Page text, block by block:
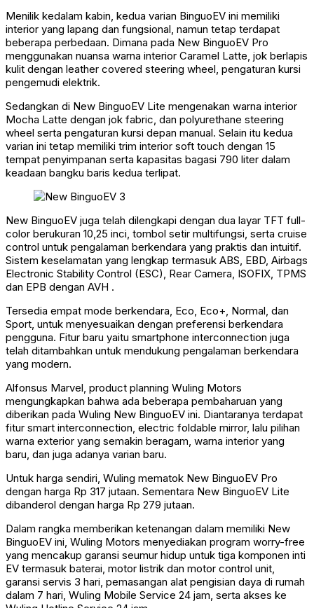
Menilik kedalam kabin, kedua varian BinguoEV ini memiliki
interior yang lapang dan fungsional, namun tetap terdapat
beberapa perbedaan. Dimana pada New BinguoEV Pro
menggunakan nuansa warna interior Caramel Latte, jok berlapis
kulit dengan leather covered steering wheel, pengaturan kursi
pengemudi elektrik.
Sedangkan di New BinguoEV Lite mengenakan warna interior
Mocha Latte dengan jok fabric, dan polyurethane steering
wheel serta pengaturan kursi depan manual. Selain itu kedua
varian ini tetap memiliki trim interior soft touch dengan 15
tempat penyimpanan serta kapasitas bagasi 790 liter dalam
keadaan bangku baris kedua terlipat.
New BinguoEV juga telah dilengkapi dengan dua layar TFT full-
color berukuran 10,25 inci, tombol setir multifungsi, serta cruise
control untuk pengalaman berkendara yang praktis dan intuitif.
Sistem keselamatan yang lengkap termasuk ABS, EBD, Airbags
Electronic Stability Control (ESC), Rear Camera, ISOFIX, TPMS
dan EPB dengan AVH .
Tersedia empat mode berkendara, Eco, Eco+, Normal, dan
Sport, untuk menyesuaikan dengan preferensi berkendara
pengguna. Fitur baru yaitu smartphone interconnection juga
telah ditambahkan untuk mendukung pengalaman berkendara
yang modern.
Alfonsus Marvel, product planning Wuling Motors
mengungkapkan bahwa ada beberapa pembaharuan yang
diberikan pada Wuling New BinguoEV ini. Diantaranya terdapat
fitur smart interconnection, electric foldable mirror, lalu pilihan
warna exterior yang semakin beragam, warna interior yang
baru, dan juga adanya varian baru.
Untuk harga sendiri, Wuling mematok New BinguoEV Pro
dengan harga Rp 317 jutaan. Sementara New BinguoEV Lite
dibanderol dengan harga Rp 279 jutaan.
Dalam rangka memberikan ketenangan dalam memiliki New
BinguoEV ini, Wuling Motors menyediakan program worry-free
yang mencakup garansi seumur hidup untuk tiga komponen inti
EV termasuk baterai, motor listrik dan motor control unit,
garansi servis 3 hari, pemasangan alat pengisian daya di rumah
dalam 7 hari, Wuling Mobile Service 24 jam, serta akses ke